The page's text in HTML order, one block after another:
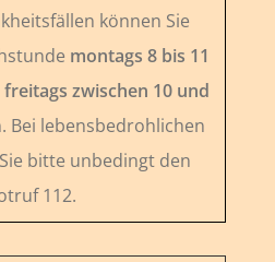
können Sie
montags 8 bis 11
zwischen 10 und
Bei lebensbedrohlichen
bitte unbedingt den
112.